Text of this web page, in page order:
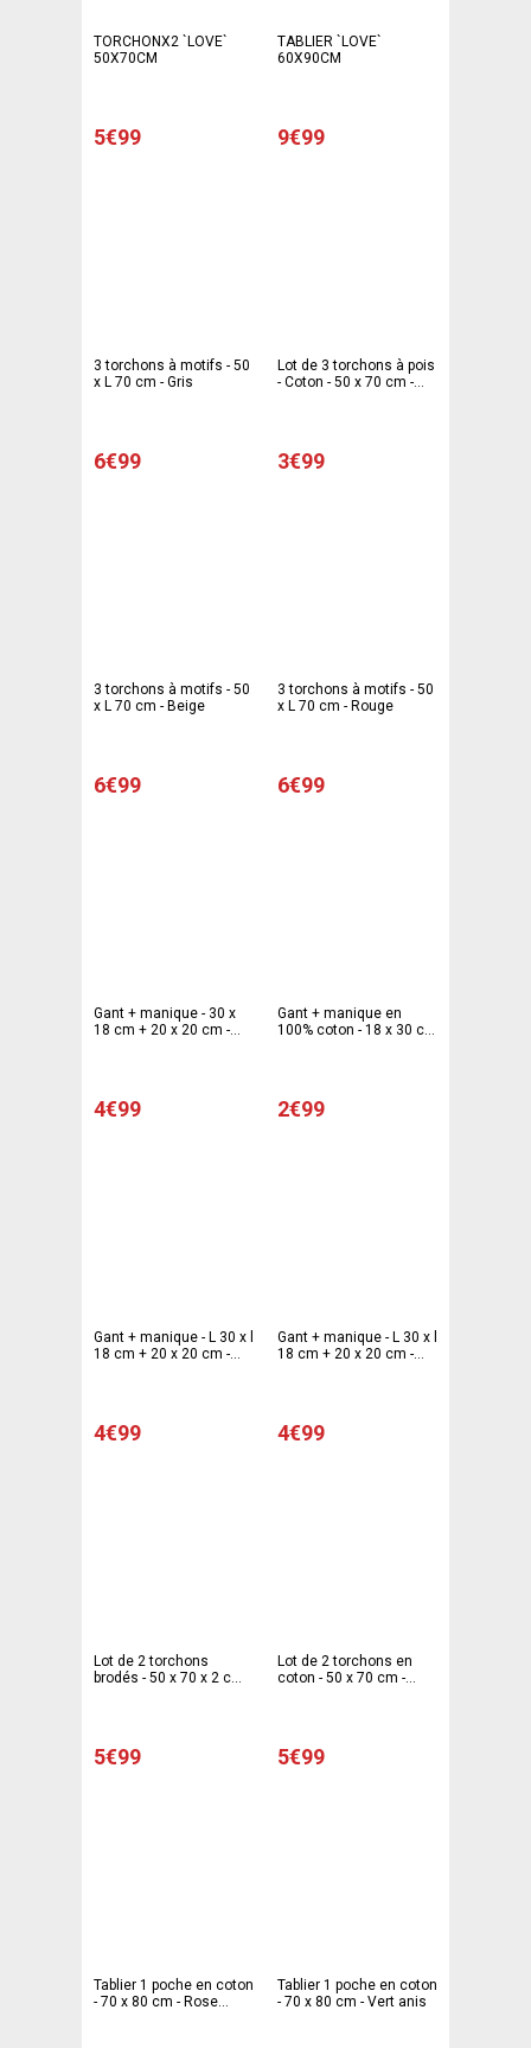
TORCHONX2 `LOVE`
50X70CM
5€99
TABLIER `LOVE`
60X90CM
9€99
3 torchons à motifs - 50
x L 70 cm - Gris
6€99
Lot de 3 torchons à pois
- Coton - 50 x 70 cm -
3€99
3 torchons à motifs - 50
x L 70 cm - Beige
6€99
3 torchons à motifs - 50
x L 70 cm - Rouge
6€99
Gant + manique - 30 x
18 cm + 20 x 20 cm -
4€99
Gant + manique en
100% coton - 18 x 30 cm
2€99
Gant + manique - L 30 x l
18 cm + 20 x 20 cm -
4€99
Gant + manique - L 30 x l
18 cm + 20 x 20 cm -
4€99
Lot de 2 torchons
brodés - 50 x 70 x 2 cm -
5€99
Lot de 2 torchons en
coton - 50 x 70 cm -
5€99
Tablier 1 poche en coton
- 70 x 80 cm - Rose
Tablier 1 poche en coton
- 70 x 80 cm - Vert anis